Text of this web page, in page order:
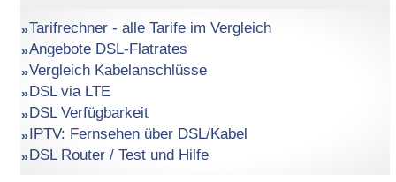
Tarifrechner - alle Tarife im Vergleich
Angebote DSL-Flatrates
Vergleich Kabelanschlüsse
DSL via LTE
DSL Verfügbarkeit
IPTV: Fernsehen über DSL/Kabel
DSL Router / Test und Hilfe